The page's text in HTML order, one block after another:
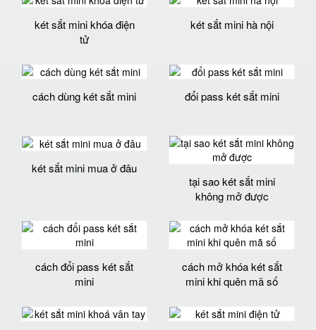
két sắt mini khóa điện
tử
két sắt mini hà nội
cách dùng két sắt mini đổi pass két sắt mini
két sắt mini mua ở đâu
tại sao két sắt mini
không mở được
cách đổi pass két sắt
mini
cách mở khóa két sắt
mini khi quên mã số